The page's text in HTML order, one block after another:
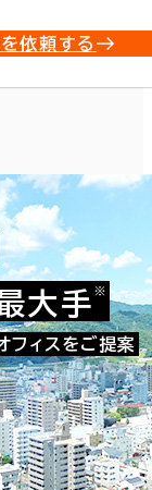
依頼する
大手 ※
フィスをご提案